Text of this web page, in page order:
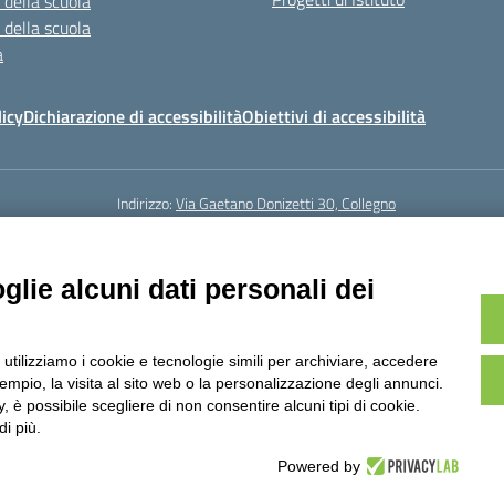
scuola
Dichiarazione di accessibilitàObiettivi di accessibilità
Indirizzo:Via Gaetano Donizetti 30, Collegno
Codice meccanografico:toic8cg002
© ISTITUTO COMPRENSIVO "GUGLIELMO MARCONI" | PEC:
alcuni dati personali dei
i cookie e tecnologie simili per archiviare, accedere
la visita al sito web o la personalizzazione degli annunci.
è possibile scegliere di non consentire alcuni tipi di cookie.
più.
Powered by